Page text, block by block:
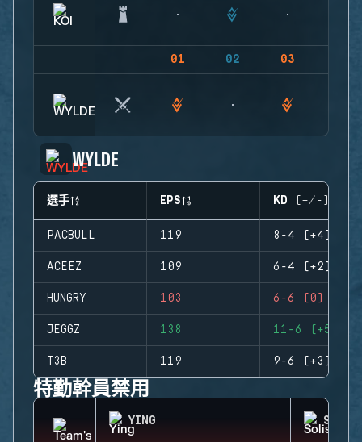
01 02 03
WYLDE
選手 EPS KD (+/-)
PACBULL 119 8-4 (+4)
ACEEZ 109 6-4 (+2)
HUNGRY 103 6-6 (0)
JEGGZ 138 11-6 (+5)
T3B 119 9-6 (+3)
特勤幹員禁用
YING SOLIS